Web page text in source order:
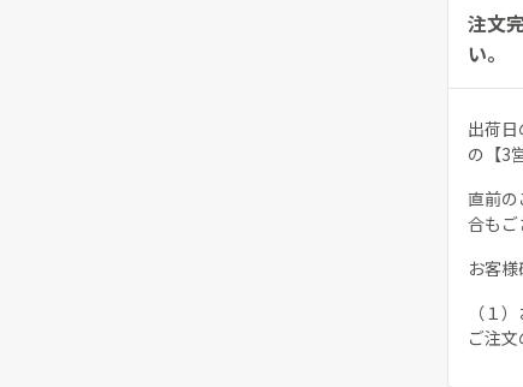
注文
い。
出荷
の【3
直前
合もご
お客
（１
ご注